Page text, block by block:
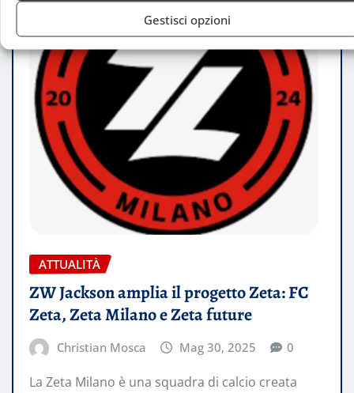
Gestisci opzioni
ATTUALITÀ
ZW Jackson amplia il progetto Zeta: FC
Zeta, Zeta Milano e Zeta future
Christian Mosca Mag 30, 2025 0
La Zeta Milano è una squadra di calcio creata